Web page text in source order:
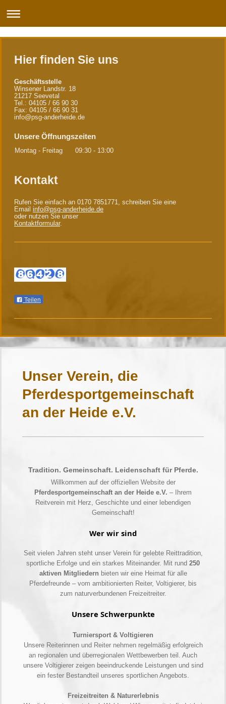
Hier finden Sie uns
Geschäftsstelle
Winsener Landstr. 18
21217 Seevetal
Tel.: 04105 / 66 90 30
Fax: 04105 / 66 90 31
info@psg-anderheide.de
Unsere Öffnungszeiten
Montag - Freitag 09:30 - 13:00
Kontakt
Rufen Sie einfach an 0170 7851771, schreiben Sie eine
Email info@psg-anderheide.de
oder nutzen Sie unser
Kontaktformular.
Teilen
Unser Verein, die
Pferdesportgemeinschaft
an der Heide e.V.
Tradition. Gemeinschaft. Leidenschaft für Pferde.
Willkommen auf der offiziellen Website der
Pferdesportgemeinschaft an der Heide e.V. – Ihrem
Reitverein mit Herz, Geschichte und einer lebendigen
Gemeinschaft!
Wer wir sind
Seit vielen Jahren steht unser Verein für gelebte Reittradition,
sportliche Erfolge und ein starkes Miteinander. Mit rund 250
aktiven Mitgliedern bieten wir eine Heimat für alle
Pferdefreunde – vom ambitionierten Reiter, Voltigierer, bis
zum naturverbundenen Freizeitreiter.
Unsere Schwerpunkte
Turniersport & Voltigieren
Unsere Reiterinnen und Reiter nehmen regelmäßig erfolgreich
an regionalen und überregionalen Wettbewerben teil. Auch
unsere Voltigierer zeigen beeindruckende Leistungen und sind
ein fester Bestandteil unseres sportlichen Angebots.
Freizeitreiten & Naturerlebnis